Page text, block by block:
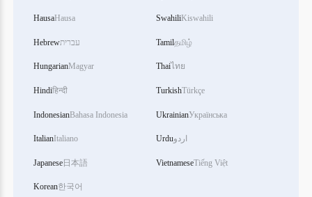
HausaHausa
Hebrewעברית
HungarianMagyar
Hindiहिन्दी
IndonesianBahasa Indonesia
ItalianItaliano
Japanese日本語
Korean한국어
SwahiliKiswahili
Tamilதமிழ்
Thaiไทย
TurkishTürkçe
UkrainianУкраїнська
Urduاردو
VietnameseTiếng Việt